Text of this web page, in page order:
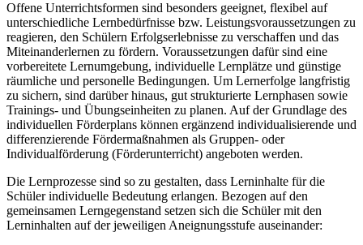
Offene Unterrichtsformen sind besonders geeignet, flexibel auf
unterschiedliche Lernbedürfnisse bzw. Leistungsvoraussetzungen zu
reagieren, den Schülern Erfolgserlebnisse zu verschaffen und das
Miteinanderlernen zu fördern. Voraussetzungen dafür sind eine
vorbereitete Lernumgebung, individuelle Lernplätze und günstige
räumliche und personelle Bedingungen. Um Lernerfolge langfristig
zu sichern, sind darüber hinaus, gut strukturierte Lernphasen sowie
Trainings- und Übungseinheiten zu planen. Auf der Grundlage des
individuellen Förderplans können ergänzend individualisierende und
differenzierende Fördermaßnahmen als Gruppen- oder
Individualförderung (Förderunterricht) angeboten werden.
Die Lernprozesse sind so zu gestalten, dass Lerninhalte für die
Schüler individuelle Bedeutung erlangen. Bezogen auf den
gemeinsamen Lerngegenstand setzen sich die Schüler mit den
Lerninhalten auf der jeweiligen Aneignungsstufe auseinander: